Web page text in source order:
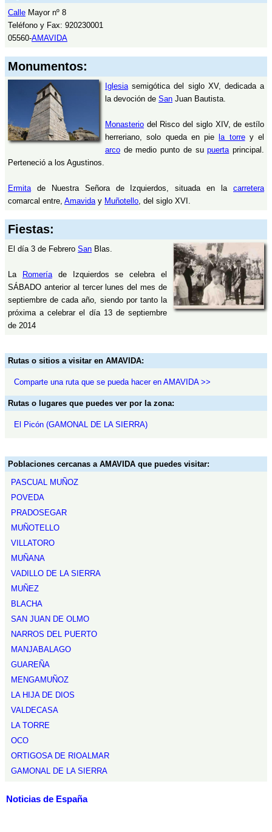
Calle Mayor nº 8
Teléfono y Fax: 920230001
05560-AMAVIDA
Monumentos:
Iglesiasemigótica del siglo XV, dedicada a
la devoción de San Juan Bautista.
Monasterio del Risco del siglo XIV, de estílo
herreriano, solo queda en pie
la torrey el
arco de medio punto de supuertaprincipal.
Perteneció a los Agustinos.
Ermitade Nuestra Señora de Izquierdos, situada en la carretera
comarcal entre, Amaviday Muñotello, del siglo XVI.
Fiestas:
El día 3 de Febrero San Blas.
La Romeríade Izquierdos se celebra el
SÁBADO anterior al tercer lunes del mes de
septiembre de cada año, siendo por tanto la
próxima a celebrar el día 13 de septiembre
de 2014
Rutas o sitios a visitar en AMAVIDA:
Comparte una ruta que se pueda hacer en AMAVIDA >>
Rutas o lugares que puedes ver por la zona:
El Picón (GAMONAL DE LA SIERRA)
Poblaciones cercanas a AMAVIDA que puedes visitar:
PASCUAL MUÑOZ
POVEDA
PRADOSEGAR
MUÑOTELLO
VILLATORO
MUÑANA
VADILLO DE LA SIERRA
MUÑEZ
BLACHA
SAN JUAN DE OLMO
NARROS DEL PUERTO
MANJABALAGO
GUAREÑA
MENGAMUÑOZ
LA HIJA DE DIOS
VALDECASA
LA TORRE
OCO
ORTIGOSA DE RIOALMAR
GAMONAL DE LA SIERRA
Noticias de España